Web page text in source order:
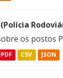
(Polícia
os postos
PDF CSV JSON